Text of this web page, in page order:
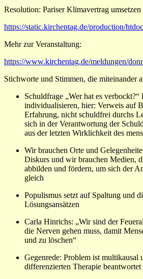
Resolution: Pariser Klimavertrag umsetzen
https://static.kirchentag.de/production/
Mehr zur Veranstaltung:
https://www.kirchentag.de/meldungen/
Stichworte und Stimmen, die miteinander
Schuldfrage „Wer hat es verbockt?“
individualisieren, hier: Verweis auf
Erfahrung, nicht schuldfrei durchs
sich in der Verantwortung der
aus der letzten Wirklichkeit des
Wir brauchen Orte und
Diskurs und wir brauchen Medien,
abbilden und fördern, um sich der
gleich
Populismus setzt auf Spaltung und
Lösungsansätzen
Carla Hinrichs: „Wir sind der
die Nerven gehen muss, damit
und zu löschen“
Gegenrede: Problem ist multikausal
differenzierten Therapie